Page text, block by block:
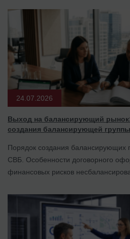
24.07.2026
Выход на балансирующий
создания балансирующей группы
Порядок создания балансирующих
СВБ. Особенности договорного
финансовых рисков